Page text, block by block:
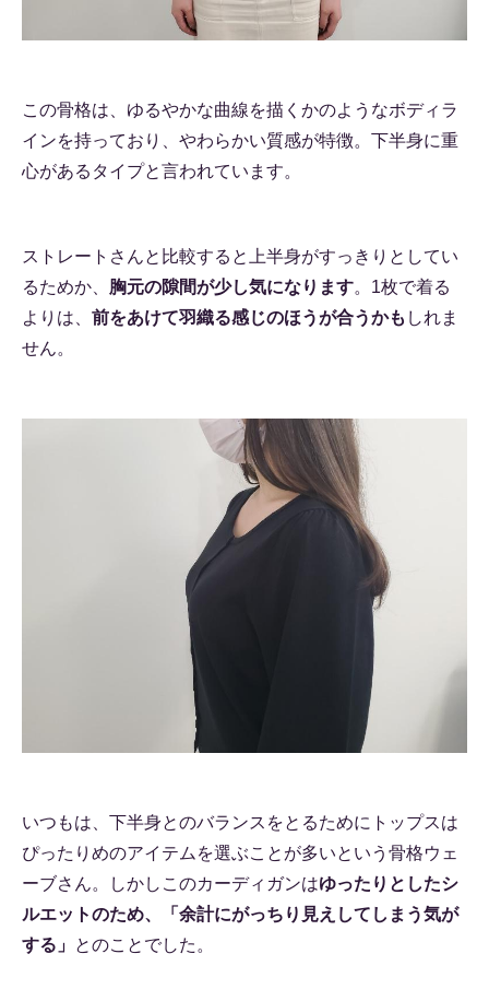
この骨格は、ゆるやかな曲線を描くかのようなボディラ
インを持っており、やわらかい質感が特徴。下半身に重
心があるタイプと言われています。
ストレートさんと比較すると上半身がすっきりとしてい
るためか、 胸元の隙間が少し気になります。1枚で着る
よりは、 前をあけて羽織る感じのほうが合うかも しれま
せん。
いつもは、下半身とのバランスをとるためにトップスは
ぴったりめのアイテムを選ぶことが多いという骨格ウェ
ーブさん。しかしこのカーディガンはゆったりとしたシ
ルエットのため、「余計にがっちり見えしてしまう気が
する」 とのことでした。